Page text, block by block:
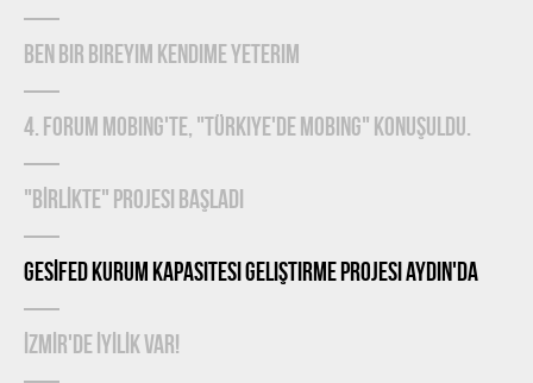
Ben Bir Bireyim Kendime Yeterim
4. Forum Mobing'te, "Türkiye'de Mobing" konuşuldu.
"BİRLİKTE" Projesi Başladı
GESİFED Kurum Kapasitesi Geliştirme Projesi Aydın'da
İZMİR'de İYİLİK Var!